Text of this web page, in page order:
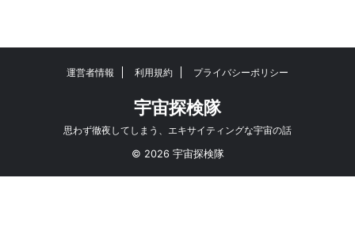
運営者情報 利用規約 プライバシーポリシー
宇宙探検隊
思わず徹夜してしまう、エキサイティングな宇宙の話
© 2026 宇宙探検隊